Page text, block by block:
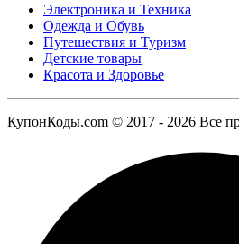
Электроника и Техника
Одежда и Обувь
Путешествия и Туризм
Детские товары
Красота и Здоровье
КупонКоды.com © 2017 - 2026 Все